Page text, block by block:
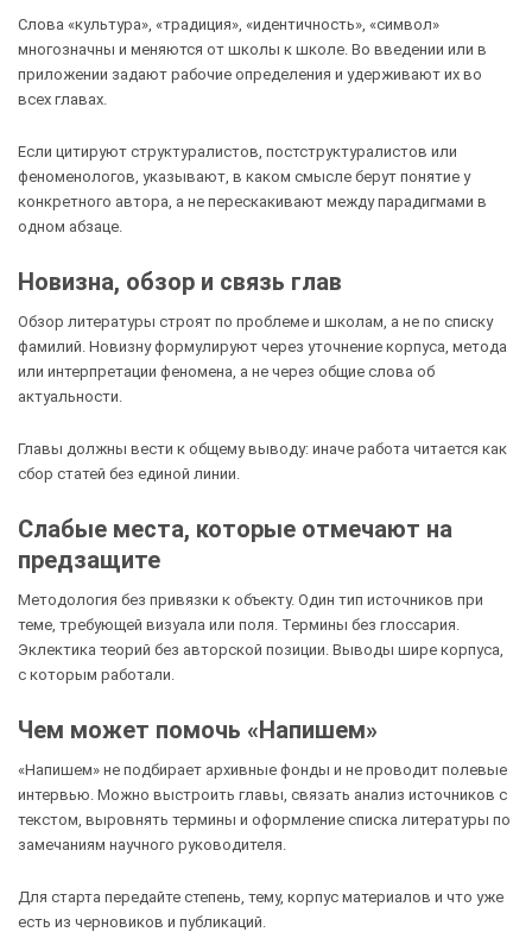
Слова «культура», «традиция», «идентичность», «символ»
многозначны и меняются от школы к школе. Во введении или в
приложении задают рабочие определения и удерживают их во
всех главах.
Если цитируют структуралистов, постструктуралистов или
феноменологов, указывают, в каком смысле берут понятие у
конкретного автора, а не перескакивают между парадигмами в
одном абзаце.
Новизна, обзор и связь глав
Обзор литературы строят по проблеме и школам, а не по списку
фамилий. Новизну формулируют через уточнение корпуса, метода
или интерпретации феномена, а не через общие слова об
актуальности.
Главы должны вести к общему выводу: иначе работа читается как
сбор статей без единой линии.
Слабые места, которые отмечают на
предзащите
Методология без привязки к объекту. Один тип источников при
теме, требующей визуала или поля. Термины без глоссария.
Эклектика теорий без авторской позиции. Выводы шире корпуса,
с которым работали.
Чем может помочь «Напишем»
«Напишем» не подбирает архивные фонды и не проводит полевые
интервью. Можно выстроить главы, связать анализ источников с
текстом, выровнять термины и оформление списка литературы по
замечаниям научного руководителя.
Для старта передайте степень, тему, корпус материалов и что уже
есть из черновиков и публикаций.